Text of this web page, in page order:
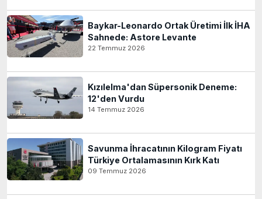
Baykar-Leonardo Ortak Üretimi İlk İHA
Sahnede: Astore Levante
22 Temmuz 2026
Kızılelma'dan Süpersonik Deneme:
12'den Vurdu
14 Temmuz 2026
Savunma İhracatının Kilogram Fiyatı
Türkiye Ortalamasının Kırk Katı
09 Temmuz 2026